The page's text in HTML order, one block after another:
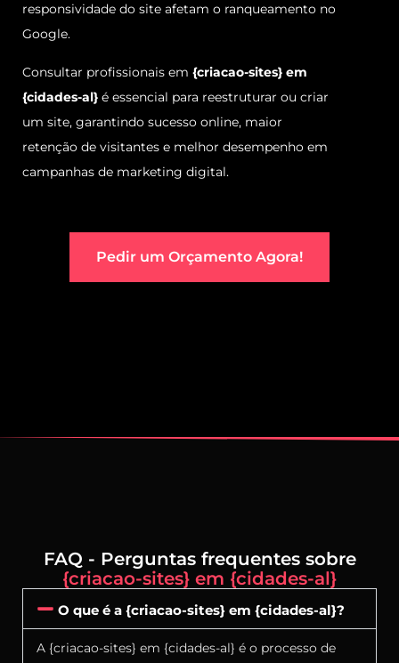
responsividade do site afetam o ranqueamento no
Google.
Consultar profissionais em {criacao-sites} em
{cidades-al} é essencial para reestruturar ou criar
um site, garantindo sucesso online, maior
retenção de visitantes e melhor desempenho em
campanhas de marketing digital.
Pedir um Orçamento Agora!
FAQ - Perguntas frequentes sobre
{criacao-sites} em {cidades-al}
O que é a {criacao-sites} em {cidades-al}?
A {criacao-sites} em {cidades-al} é o processo de